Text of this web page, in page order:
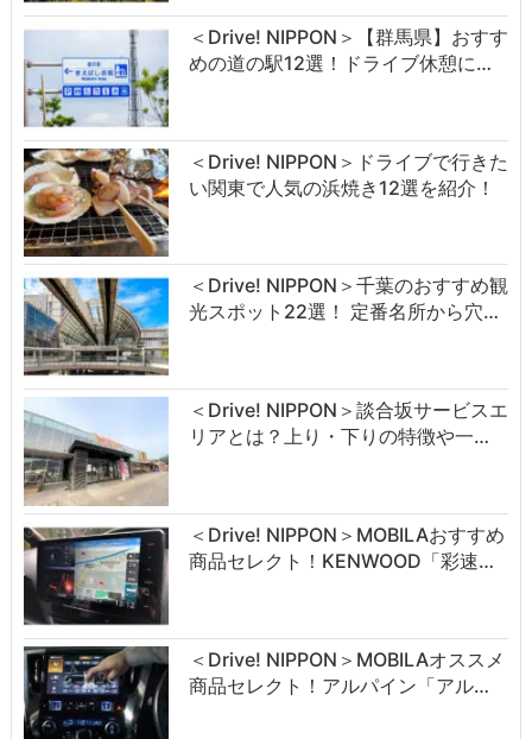
＜Drive! NIPPON＞【群馬県】おすす
めの道の駅12選！ドライブ休憩に…
＜Drive! NIPPON＞ドライブで行きた
い関東で人気の浜焼き12選を紹介！
＜Drive! NIPPON＞千葉のおすすめ観
光スポット22選！ 定番名所から穴…
＜Drive! NIPPON＞談合坂サービスエ
リアとは？上り・下りの特徴や一…
＜Drive! NIPPON＞MOBILAおすすめ
商品セレクト！KENWOOD「彩速…
＜Drive! NIPPON＞MOBILAオススメ
商品セレクト！アルパイン「アル…